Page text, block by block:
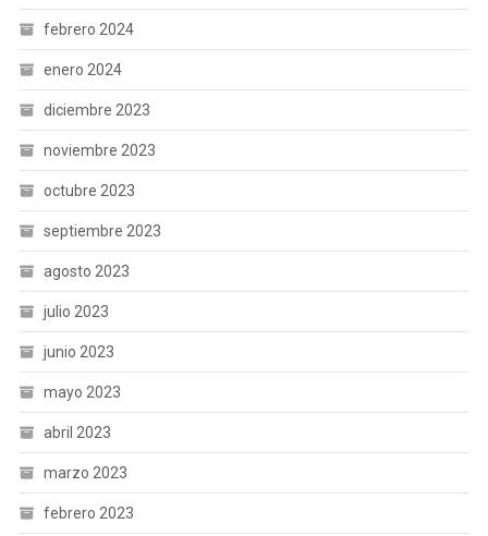
febrero 2024
enero 2024
diciembre 2023
noviembre 2023
octubre 2023
septiembre 2023
agosto 2023
julio 2023
junio 2023
mayo 2023
abril 2023
marzo 2023
febrero 2023